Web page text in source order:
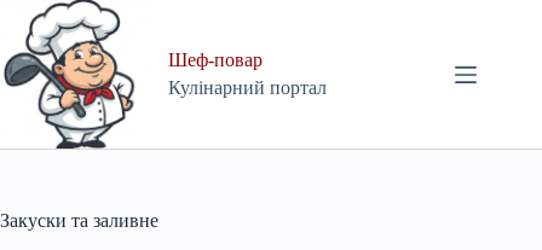
content
Шеф-повар
Кулінарний портал
Закуски та заливне